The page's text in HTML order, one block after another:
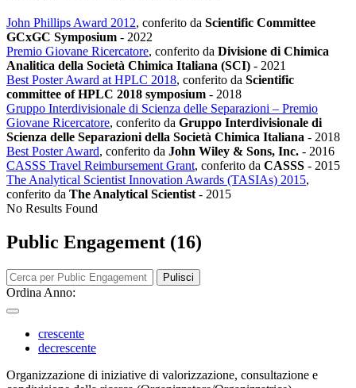
John Phillips Award 2012, conferito da Scientific Committee
GCxGC Symposium - 2022
Premio Giovane Ricercatore, conferito da Divisione di Chimica
Analitica della Società Chimica Italiana (SCI) - 2021
Best Poster Award at HPLC 2018, conferito da Scientific
committee of HPLC 2018 symposium - 2018
Gruppo Interdivisionale di Scienza delle Separazioni – Premio
Giovane Ricercatore, conferito da Gruppo Interdivisionale di
Scienza delle Separazioni della Società Chimica Italiana - 2018
Best Poster Award, conferito da John Wiley & Sons, Inc. - 2016
CASSS Travel Reimbursement Grant, conferito da CASSS - 2015
The Analytical Scientist Innovation Awards (TASIAs) 2015,
conferito da The Analytical Scientist - 2015
No Results Found
Public Engagement (16)
Pulisci
Ordina Anno:
crescente
decrescente
Organizzazione di iniziative di valorizzazione, consultazione e